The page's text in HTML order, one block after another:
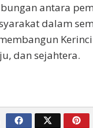
antara
dalam
dan sejahtera.